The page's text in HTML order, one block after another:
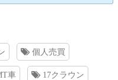
個人売買
車 17クラウン